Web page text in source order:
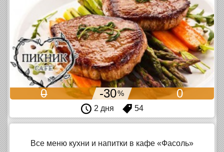
0 -30% 0
2 дня 54
Все меню кухни и напитки в кафе «Фасоль»